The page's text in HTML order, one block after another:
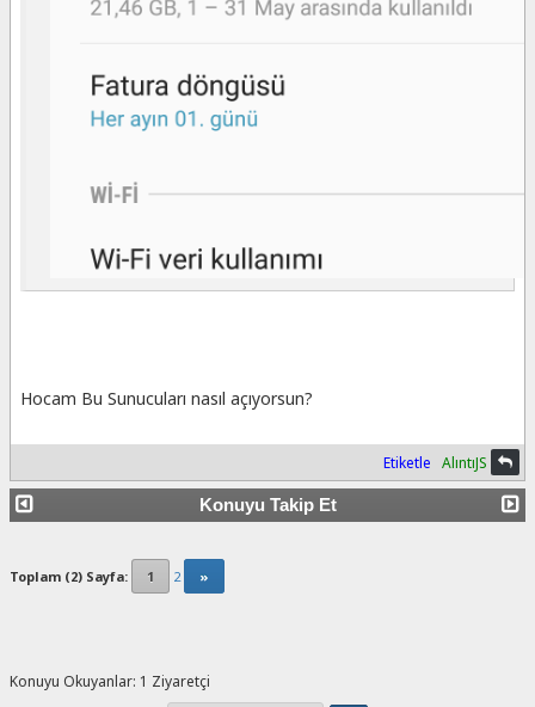
Hocam Bu Sunucuları nasıl açıyorsun?
Etiketle AlıntıJS
Konuyu Takip Et
Toplam (2) Sayfa: 1 2 »
Konuyu Okuyanlar: 1 Ziyaretçi